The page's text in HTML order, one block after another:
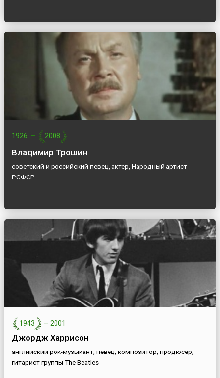
1926 — 2008
Владимир Трошин
советский и российский певец, актер, Народный артист
РСФСР
1943 — 2001
Джордж Харрисон
английский рок-музыкант, певец, композитор, продюсер,
гитарист группы The Beatles